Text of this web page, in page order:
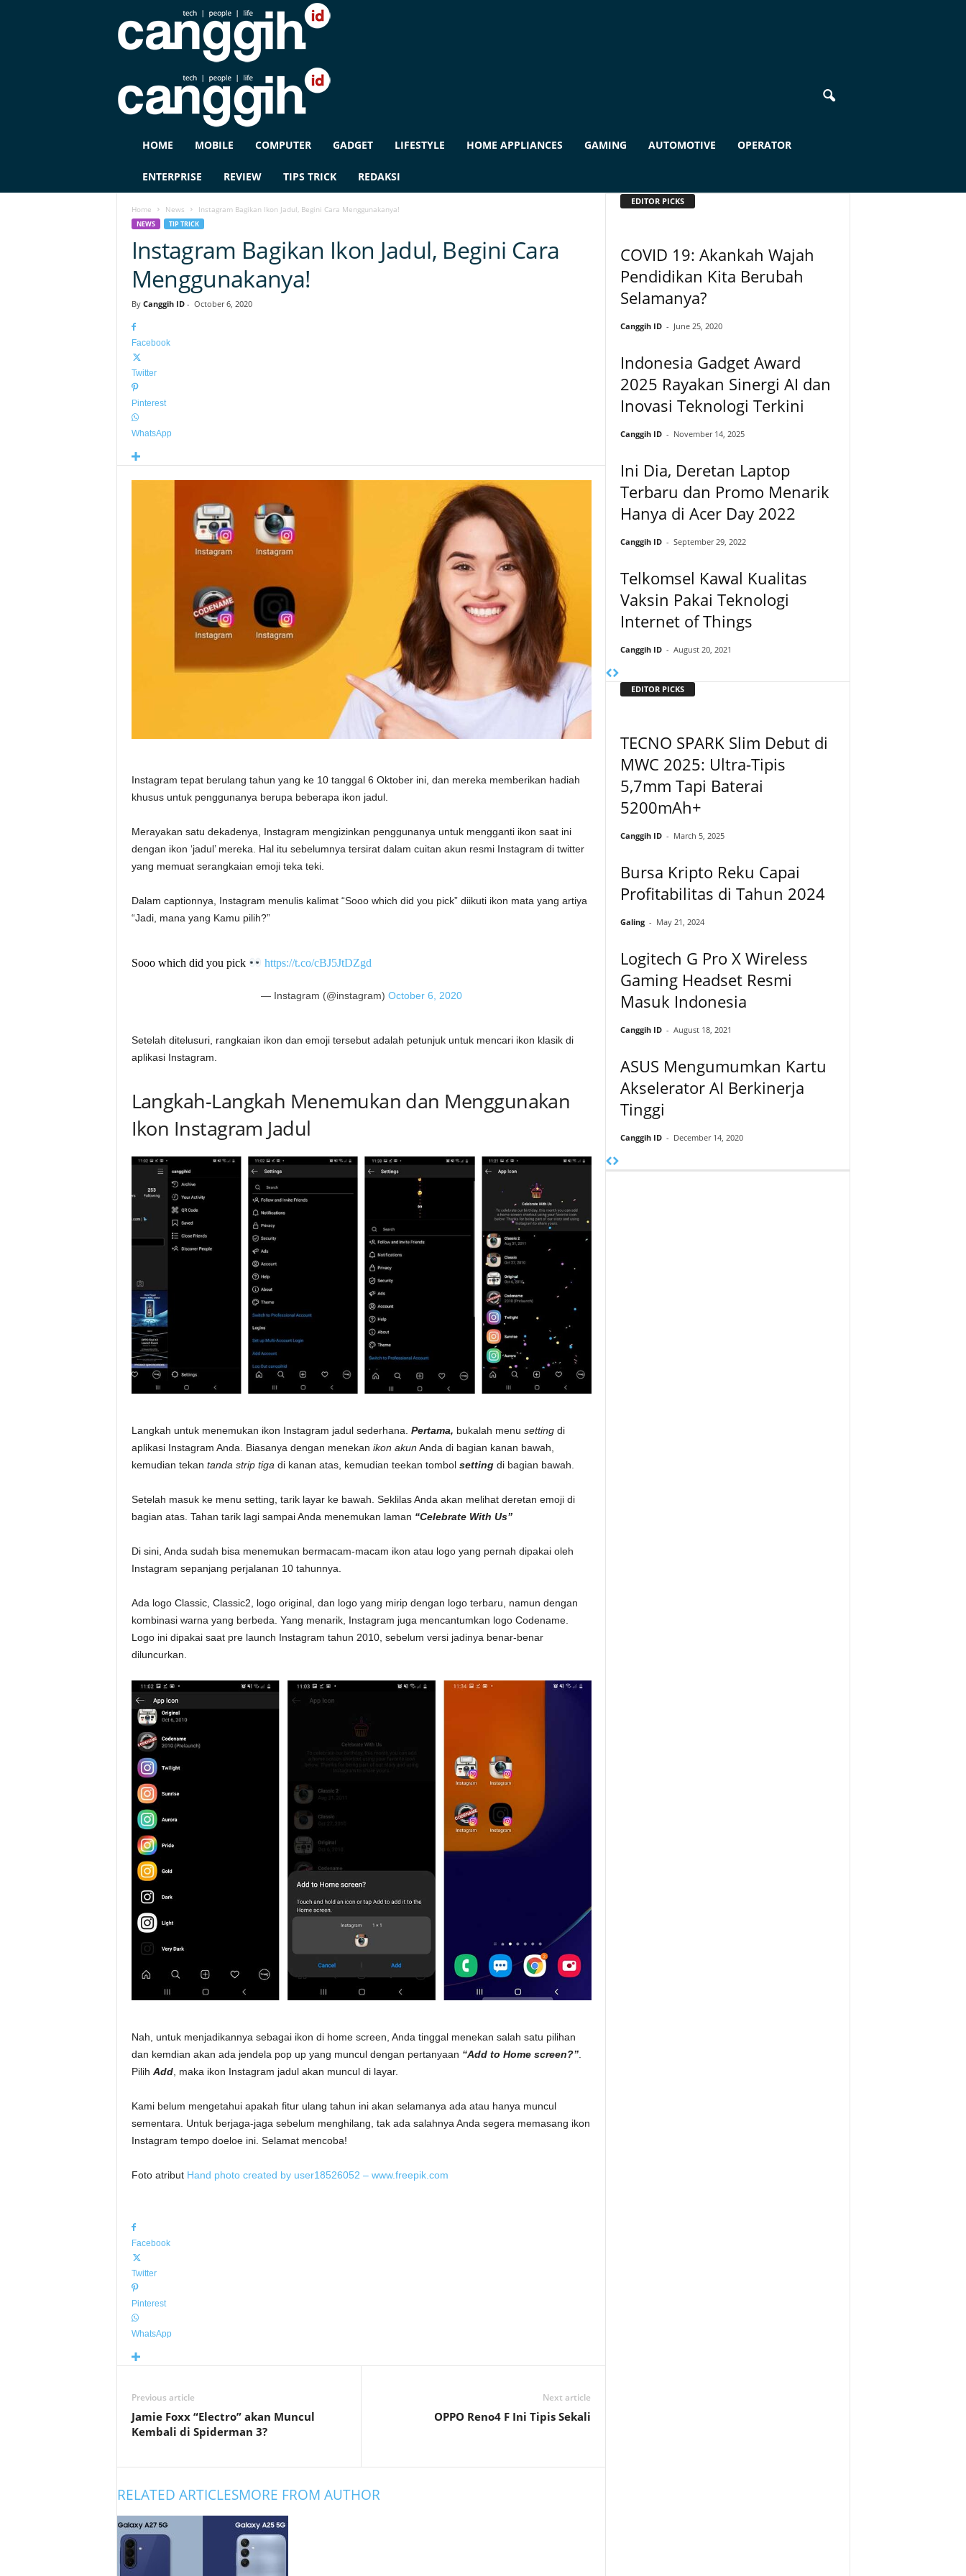
G
HOME MOBILE COMPUTER GADGET LIFESTYLE HOME APPLIANCES GAMING AUTOMOTIVE OPERATOR
ENTERPRISE REVIEW TIPS TRICK REDAKSI
Home News Instagram Bagikan Ikon Jadul, Begini Cara Menggunakanya!
NEWS TIP TRICK
Instagram Bagikan Ikon Jadul, Begini Cara
Menggunakanya!
By Canggih ID- October 6, 2020
Facebook
Twitter
Pinterest
WhatsApp
Instagram tepat berulang tahun yang ke 10 tanggal 6 Oktober ini, dan mereka memberikan hadiah
khusus untuk penggunanya berupa beberapa ikon jadul.
Merayakan satu dekadenya, Instagram mengizinkan penggunanya untuk mengganti ikon saat ini
dengan ikon ‘jadul’ mereka. Hal itu sebelumnya tersirat dalam cuitan akun resmi Instagram di twitter
yang memuat serangkaian emoji teka teki.
Dalam captionnya, Instagram menulis kalimat “Sooo which did you pick” diikuti ikon mata yang artiya
“Jadi, mana yang Kamu pilih?”
Sooo which did you pick https://t.co/cBJ5JtDZgd
— Instagram (@instagram) October 6, 2020
Setelah ditelusuri, rangkaian ikon dan emoji tersebut adalah petunjuk untuk mencari ikon klasik di
aplikasi Instagram.
Langkah-Langkah Menemukan dan Menggunakan
Ikon Instagram Jadul
Langkah untuk menemukan ikon Instagram jadul sederhana. Pertama, bukalah menu setting di
aplikasi Instagram Anda. Biasanya dengan menekan ikon akun Anda di bagian kanan bawah,
kemudian tekan tanda strip tigadi kanan atas, kemudian teekan tombol settingdi bagian bawah.
Setelah masuk ke menu setting, tarik layar ke bawah. Seklilas Anda akan melihat deretan emoji di
bagian atas. Tahan tarik lagi sampai Anda menemukan laman “Celebrate With Us”
Di sini, Anda sudah bisa menemukan bermacam-macam ikon atau logo yang pernah dipakai oleh
Instagram sepanjang perjalanan 10 tahunnya.
Ada logo Classic, Classic2, logo original, dan logo yang mirip dengan logo terbaru, namun dengan
kombinasi warna yang berbeda. Yang menarik, Instagram juga mencantumkan logo Codename.
Logo ini dipakai saat pre launch Instagram tahun 2010, sebelum versi jadinya benar-benar
diluncurkan.
Nah, untuk menjadikannya sebagai ikon di home screen, Anda tinggal menekan salah satu pilihan
dan kemdian akan ada jendela pop up yang muncul dengan pertanyaan “Add to Home screen?”.
Pilih Add, maka ikon Instagram jadul akan muncul di layar.
Kami belum mengetahui apakah fitur ulang tahun ini akan selamanya ada atau hanya muncul
sementara. Untuk berjaga-jaga sebelum menghilang, tak ada salahnya Anda segera memasang ikon
Instagram tempo doeloe ini. Selamat mencoba!
Foto atribut Hand photo created by user18526052 – www.freepik.com
Facebook
Twitter
Pinterest
WhatsApp
Previous article
Jamie Foxx “Electro” akan Muncul
Kembali di Spiderman 3?
Next article
OPPO Reno4 F Ini Tipis Sekali
RELATED ARTICLESMORE FROM AUTHOR
EDITOR PICKS
COVID 19: Akankah Wajah
Pendidikan Kita Berubah
Selamanya?
Canggih ID - June 25, 2020
Indonesia Gadget Award
2025 Rayakan Sinergi AI dan
Inovasi Teknologi Terkini
Canggih ID - November 14, 2025
Ini Dia, Deretan Laptop
Terbaru dan Promo Menarik
Hanya di Acer Day 2022
Canggih ID - September 29, 2022
Telkomsel Kawal Kualitas
Vaksin Pakai Teknologi
Internet of Things
Canggih ID - August 20, 2021
EDITOR PICKS
TECNO SPARK Slim Debut di
MWC 2025: Ultra-Tipis
5,7mm Tapi Baterai
5200mAh+
Canggih ID - March 5, 2025
Bursa Kripto Reku Capai
Profitabilitas di Tahun 2024
Galing - May 21, 2024
Logitech G Pro X Wireless
Gaming Headset Resmi
Masuk Indonesia
Canggih ID - August 18, 2021
ASUS Mengumumkan Kartu
Akselerator AI Berkinerja
Tinggi
Canggih ID - December 14, 2020